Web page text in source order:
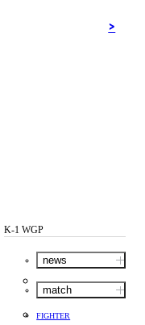
K-1 WGP
news
match
FIGHTER